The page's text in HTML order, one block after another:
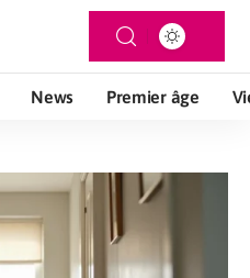
News Premier âge